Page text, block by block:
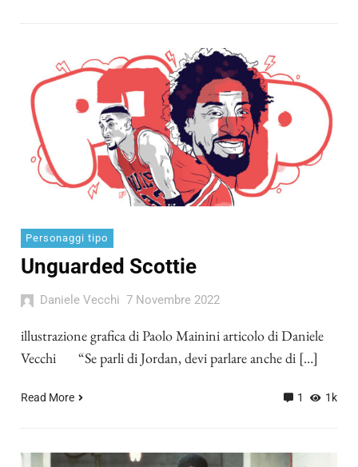
Personaggi tipo
Unguarded Scottie
Daniele Vecchi 7 Novembre 2022
illustrazione grafica di Paolo Mainini articolo di Daniele
Vecchi “Se parli di Jordan, devi parlare anche di […]
Read More 1 1k